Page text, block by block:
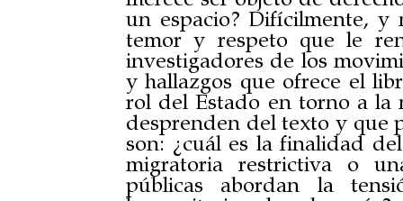
un espacio? Difícilmente, y
temor y respeto que le
investigadores de los
y hallazgos que ofrece el
rol del Estado en torno a la
desprenden del texto y que
son: ¿cuál es la finalidad
migratoria restrictiva o
públicas abordan la